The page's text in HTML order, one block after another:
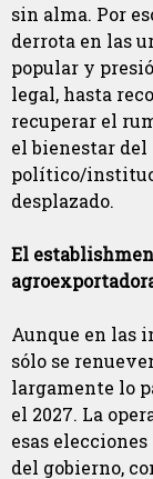
sin alma. Por
derrota en las
popular y
legal, hasta
recuperar el
el bienestar del
político/
desplazado.
El
Aunque en las
sólo se
largamente lo
el 2027. La
esas
del gobierno,